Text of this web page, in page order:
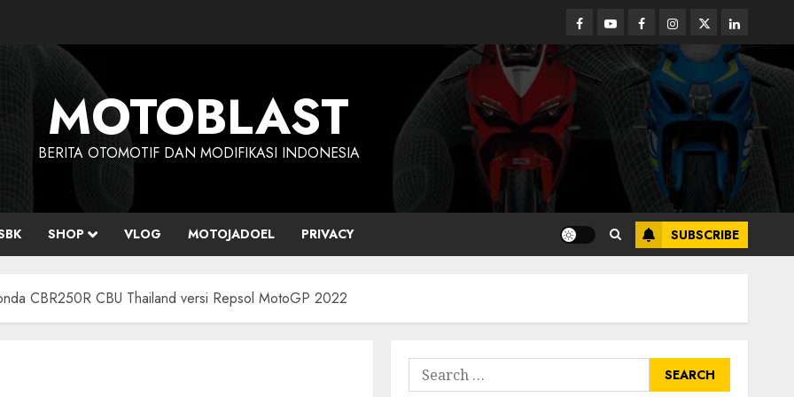
Facebook
YoutubeFacebookInstagram
Twitterlinkedin
MOTOBLAST
BERITA OTOMOTIF DAN MODIFIKASI INDONESIA
SHOP VLOG MOTOJADOEL PRIVACY SUBSCRIBE
CBR250R CBU Thailand versi Repsol MotoGP 2022
Search
for: